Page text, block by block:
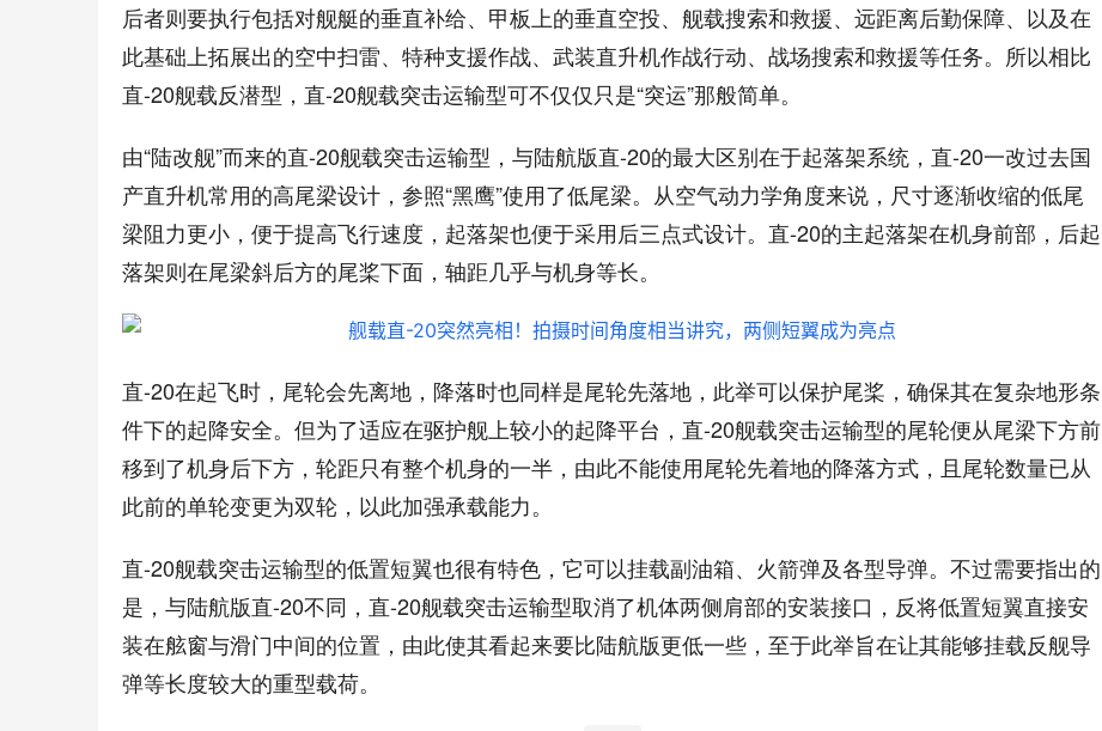
后者则要执行包括对舰艇的垂直补给、甲板上的垂直空投、舰载搜索和救援、远距离后勤保障、以及在
此基础上拓展出的空中扫雷、特种支援作战、武装直升机作战行动、战场搜索和救援等任务。所以相比
直-20舰载反潜型，直-20舰载突击运输型可不仅仅只是“突运”那般简单。
由“陆改舰”而来的直-20舰载突击运输型，与陆航版直-20的最大区别在于起落架系统，直-20一改过去国
产直升机常用的高尾梁设计，参照“黑鹰”使用了低尾梁。从空气动力学角度来说，尺寸逐渐收缩的低尾
梁阻力更小，便于提高飞行速度，起落架也便于采用后三点式设计。直-20的主起落架在机身前部，后起
落架则在尾梁斜后方的尾桨下面，轴距几乎与机身等长。
直-20在起飞时，尾轮会先离地，降落时也同样是尾轮先落地，此举可以保护尾桨，确保其在复杂地形条
件下的起降安全。但为了适应在驱护舰上较小的起降平台，直-20舰载突击运输型的尾轮便从尾梁下方前
移到了机身后下方，轮距只有整个机身的一半，由此不能使用尾轮先着地的降落方式，且尾轮数量已从
此前的单轮变更为双轮，以此加强承载能力。
直-20舰载突击运输型的低置短翼也很有特色，它可以挂载副油箱、火箭弹及各型导弹。不过需要指出的
是，与陆航版直-20不同，直-20舰载突击运输型取消了机体两侧肩部的安装接口，反将低置短翼直接安
装在舷窗与滑门中间的位置，由此使其看起来要比陆航版更低一些，至于此举旨在让其能够挂载反舰导
弹等长度较大的重型载荷。